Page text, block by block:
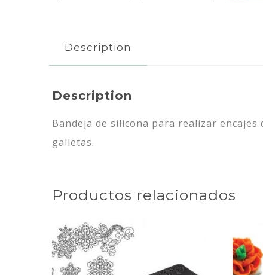
Description
Description
Bandeja de silicona para realizar
galletas.
Productos relacionados